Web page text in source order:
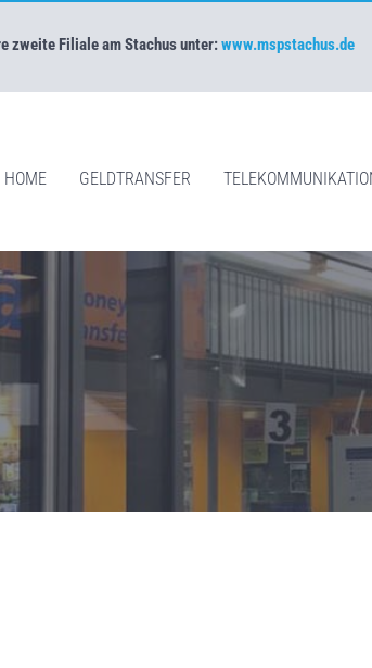
zweite Filiale am Stachus unter:www.mspstachus.de
HOME GELDTRANSFER